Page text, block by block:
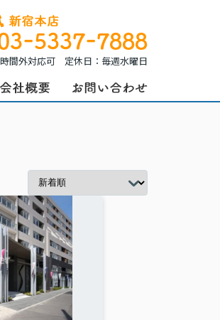
間外対応可 定休日：毎週水曜日